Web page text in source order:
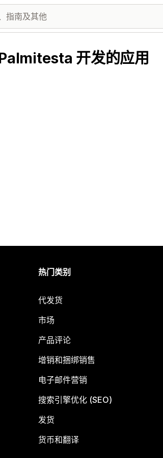
开发的应用
热门类别
代发货
市场
产品评论
增销和捆绑销售
电子邮件营销
搜索引擎优化 (SEO)
发货
货币和翻译